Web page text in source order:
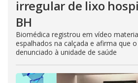
irregular de lixo
BH
Biomédica registrou em vídeo
espalhados na calçada e afirma que
denunciado à unidade de saúde